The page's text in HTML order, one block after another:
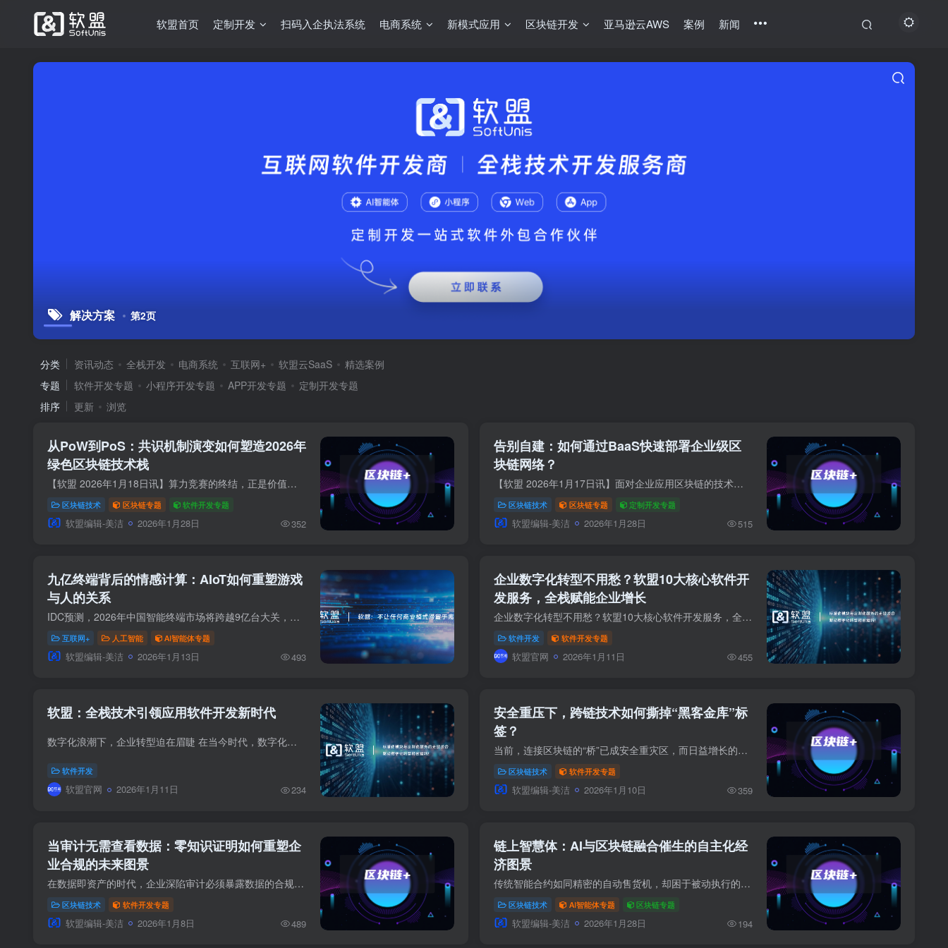
软盟首页 定制开发 扫码入企执法系统 电商系统 新模式应用 区块链开发 亚马逊云AWS 案例 新闻
解决方案 第2页
分类 资讯动态 全栈开发 电商系统 互联网+ 软盟云SaaS
精选案例
专题
软件开发专题 小程序开发专题 APP开发专题
定制开发专题
排序
更新 浏览
从PoW到PoS：共识机制演变如何塑造2026年
绿色区块链技术栈
【软盟 2026年1月18日讯】算力竞赛的终结，正是价值赋能的开始。本文深度剖析区块链核心共识从PoW到PoS的根本性范式转移，揭示其能耗骤降99%以上的技术真相。以以太坊“合并”为锚点，文章不仅...
区块链技术 区块链专题 软件开发专题
软盟编辑-美洁 2026年1月28日 352
告别自建：如何通过BaaS快速部署企业级区
块链网络？
【软盟 2026年1月17日讯】面对企业应用区块链的技术高门槛与协作复杂性，区块链即服务（BaaS）提供了破局之道。本文将深入剖析BaaS如何通过云化的四层核心架构，将分布式账本、智能合约等能力封...
区块链技术 区块链专题 定制开发专题
软盟编辑-美洁 2026年1月28日 515
九亿终端背后的情感计算：AIoT如何重塑游戏
与人的关系
IDC预测，2026年中国智能终端市场将跨越9亿台大关，其分水岭并非硬件参数，而是“AI原生”生态。游戏终端，在Arm神经渲染与真8K无线技术的驱动下，正经历一场深刻蜕变：从娱乐工具升级为具备情...
互联网+ 人工智能 AI智能体专题
软盟编辑-美洁 2026年1月13日 493
企业数字化转型不用愁？软盟10大核心软件开
发服务，全栈赋能企业增长
企业数字化转型不用愁？软盟10大核心软件开发服务，全栈赋能企业增长
软件开发 软件开发专题
软盟官网 2026年1月11日 455
软盟：全栈技术引领应用软件开发新时代
数字化浪潮下，企业转型迫在眉睫 在当今时代，数字化浪潮正以前所未有的速度席卷全球，深刻改变着我们的生活和工作方式。对于企业而言，数字化转型已不再是一道选择题，而是关乎生存与发展的必...
软件开发
软盟官网 2026年1月11日 234
安全重压下，跨链技术如何撕掉“黑客金库”标
签？
当前，连接区块链的“桥”已成安全重灾区，而日益增长的多链生态又让互操作成为刚需。本文将剖析传统跨链桥的固有缺陷，并深入解读两大破局前沿——以零知识证明为核心的无信任验证，与AI驱动的...
区块链技术 软件开发专题
软盟编辑-美洁 2026年1月10日 359
当审计无需查看数据：零知识证明如何重塑企
业合规的未来图景
在数据即资产的时代，企业深陷审计必须暴露数据的合规困局。零知识证明与区块链的融合，正引爆一场信任机制的革命：它让数据在保持加密状态的前提下，自证清白。本文深入拆解这项“可用不可见”...
区块链技术 软件开发专题
软盟编辑-美洁 2026年1月8日 489
链上智慧体：AI与区块链融合催生的自主化经
济图景
传统智能合约如同精密的自动售货机，却困于被动执行的局限。AI的融合正为其装上“聪明大脑”，推动其从僵硬的“如果-那么”逻辑，迈向能感知、分析并主动决策的“自主化”新阶段。这不仅通过可...
区块链技术 AI智能体专题 区块链专题
软盟编辑-美洁 2026年1月28日 194